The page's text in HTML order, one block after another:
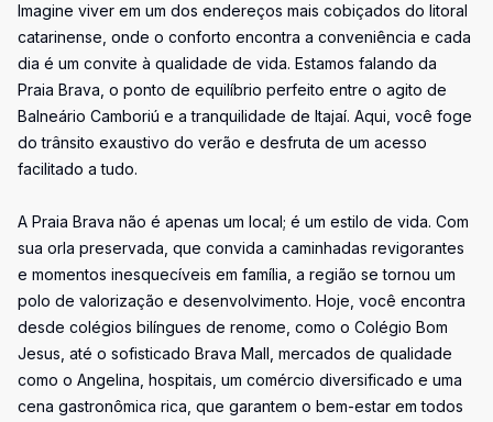
Imagine viver em um dos endereços mais cobiçados do litoral
catarinense, onde o conforto encontra a conveniência e cada
dia é um convite à qualidade de vida. Estamos falando da
Praia Brava, o ponto de equilíbrio perfeito entre o agito de
Balneário Camboriú e a tranquilidade de Itajaí. Aqui, você foge
do trânsito exaustivo do verão e desfruta de um acesso
facilitado a tudo.
A Praia Brava não é apenas um local; é um estilo de vida. Com
sua orla preservada, que convida a caminhadas revigorantes
e momentos inesquecíveis em família, a região se tornou um
polo de valorização e desenvolvimento. Hoje, você encontra
desde colégios bilíngues de renome, como o Colégio Bom
Jesus, até o sofisticado Brava Mall, mercados de qualidade
como o Angelina, hospitais, um comércio diversificado e uma
cena gastronômica rica, que garantem o bem-estar em todos